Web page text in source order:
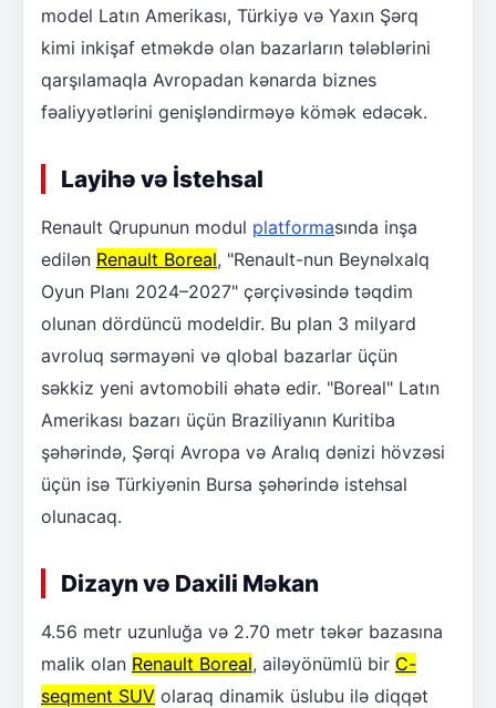
model Latın Amerikası, Türkiyə və Yaxın Şərq
kimi inkişaf etməkdə olan bazarların tələblərini
qarşılamaqla Avropadan kənarda biznes
fəaliyyətlərini genişləndirməyə kömək edəcək.
Layihə və İstehsal
Renault Qrupunun modul platformasında inşa
edilən Renault Boreal, "Renault-nun Beynəlxalq
Oyun Planı 2024–2027" çərçivəsində təqdim
olunan dördüncü modeldir. Bu plan 3 milyard
avroluq sərmayəni və qlobal bazarlar üçün
səkkiz yeni avtomobili əhatə edir. "Boreal" Latın
Amerikası bazarı üçün Braziliyanın Kuritiba
şəhərində, Şərqi Avropa və Aralıq dənizi hövzəsi
üçün isə Türkiyənin Bursa şəhərində istehsal
olunacaq.
Dizayn və Daxili Məkan
4.56 metr uzunluğa və 2.70 metr təkər bazasına
malik olan Renault Boreal, ailəyönümlü bir C-
seqment SUV olaraq dinamik üslubu ilə diqqət